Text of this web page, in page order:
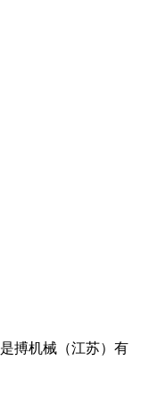
搏机械（江苏）有